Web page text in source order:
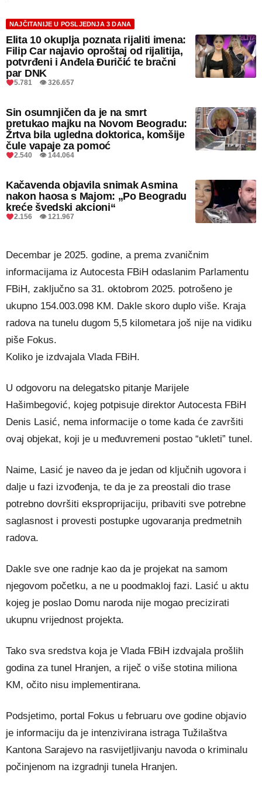
NAJČITANIJE U POSLJEDNJA 3 DANA
Elita 10 okuplja poznata rijaliti imena:
Filip Car najavio oproštaj od rijalitija,
potvrđeni i Anđela Đuričić te bračni
par DNK
5.781 👁 326.657
Sin osumnjičen da je na smrt
pretukao majku na Novom Beogradu:
Žrtva bila ugledna doktorica, komšije
čule vapaje za pomoć
2.540 👁 144.064
Kačavenda objavila snimak Asmina
nakon haosa s Majom: „Po Beogradu
kreće švedski akcioni“
2.156 👁 121.967
Decembar je 2025. godine, a prema zvaničnim
informacijama iz Autocesta FBiH odaslanim Parlamentu
FBiH, zaključno sa 31. oktobrom 2025. potrošeno je
ukupno 154.003.098 KM. Dakle skoro duplo više. Kraja
radova na tunelu dugom 5,5 kilometara još nije na vidiku
piše Fokus.
Koliko je izdvajala Vlada FBiH.
U odgovoru na delegatsko pitanje Marijele
Hašimbegović, kojeg potpisuje direktor Autocesta FBiH
Denis Lasić, nema informacije o tome kada će završiti
ovaj objekat, koji je u međuvremeni postao “ukleti” tunel.
Naime, Lasić je naveo da je jedan od ključnih ugovora i
dalje u fazi izvođenja, te da je za preostali dio trase
potrebno dovršiti eksproprijaciju, pribaviti sve potrebne
saglasnost i provesti postupke ugovaranja predmetnih
radova.
Dakle sve one radnje kao da je projekat na samom
njegovom početku, a ne u poodmakloj fazi. Lasić u aktu
kojeg je poslao Domu naroda nije mogao precizirati
ukupnu vrijednost projekta.
Tako sva sredstva koja je Vlada FBiH izdvajala prošlih
godina za tunel Hranjen, a riječ o više stotina miliona
KM, očito nisu implementirana.
Podsjetimo, portal Fokus u februaru ove godine objavio
je informaciju da je intenzivirana istraga Tužilaštva
Kantona Sarajevo na rasvijetljivanju navoda o kriminalu
počinjenom na izgradnji tunela Hranjen.